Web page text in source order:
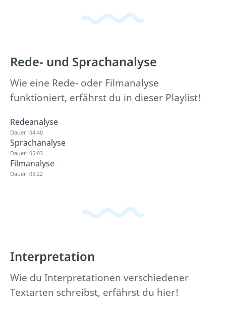
Rede- und Sprachanalyse
Wie eine Rede- oder Filmanalyse
funktioniert, erfährst du in dieser Playlist!
Redeanalyse
Dauer: 04:40
Sprachanalyse
Dauer: 05:03
Filmanalyse
Dauer: 05:22
Interpretation
Wie du Interpretationen verschiedener
Textarten schreibst, erfährst du hier!